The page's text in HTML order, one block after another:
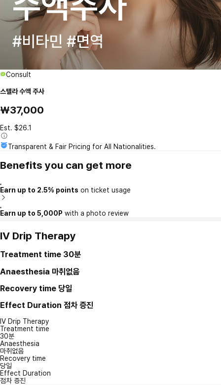
Consult
스텔라 수액 주사
₩37,000
Est. $26.1
Transparent & Fair Pricing for All Nationalities.
Benefits you can get more
Earn up to 2.5% points on ticket usage
Earn up to 5,000P with a photo review
IV Drip Therapy
Treatment time 30분
Anaesthesia 마취없음
Recovery time 당일
Effect Duration 점차 증진
IV Drip Therapy
Treatment time
30분
Anaesthesia
마취없음
Recovery time
당일
Effect Duration
점차 증진